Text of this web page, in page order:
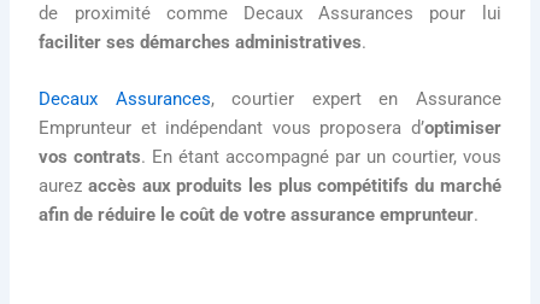
de proximité comme Decaux Assurances pour lui
faciliter ses démarches administratives.
Decaux Assurances, courtier expert en Assurance
Emprunteur et indépendant vous proposera d’optimiser
vos contrats. En étant accompagné par un courtier, vous
aurezaccès aux produits les plus compétitifs du marché
afin de réduire le coût de votre assurance emprunteur.